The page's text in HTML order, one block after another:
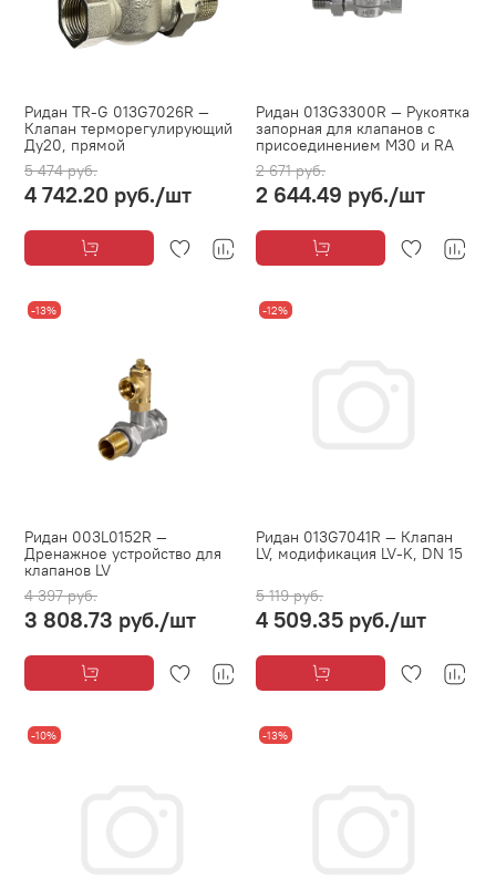
Ридан TR-G 013G7026R —
Клапан терморегулирующий
Ду20, прямой
5 474 руб.
4 742.20 руб./шт
Ридан 013G3300R — Рукоятка
запорная для клапанов с
присоединением M30 и RA
2 671 руб.
2 644.49 руб./шт
-13%
Ридан 003L0152R —
Дренажное устройство для
клапанов LV
4 397 руб.
3 808.73 руб./шт
-12%
Ридан 013G7041R — Клапан
LV, модификация LV-K, DN 15
5 119 руб.
4 509.35 руб./шт
-10% -13%